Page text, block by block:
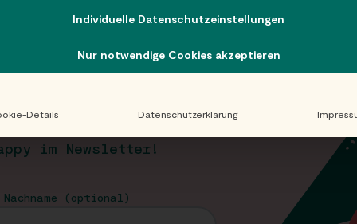
im Newsletter!
Nachname (optional)
Individuelle Datenschutzeinstellungen
Nur notwendige Cookies akzeptieren
Details Datenschutzerklärung